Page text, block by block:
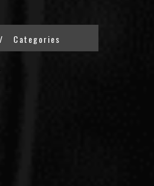
Categories